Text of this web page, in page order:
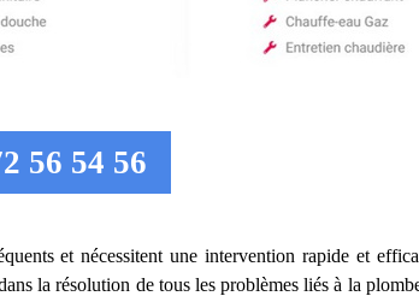
56 54 56
et nécessitent une intervention rapide et
la résolution de tous les problèmes liés à la